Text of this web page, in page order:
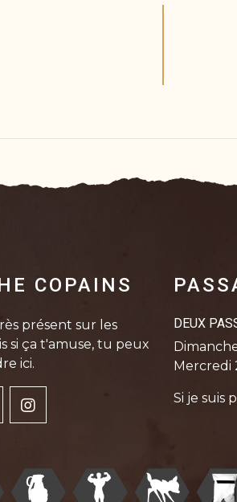
COPAINS
présent sur les
si ça t'amuse, tu peux
ici.
DEUX
Mercredi
Si je suis